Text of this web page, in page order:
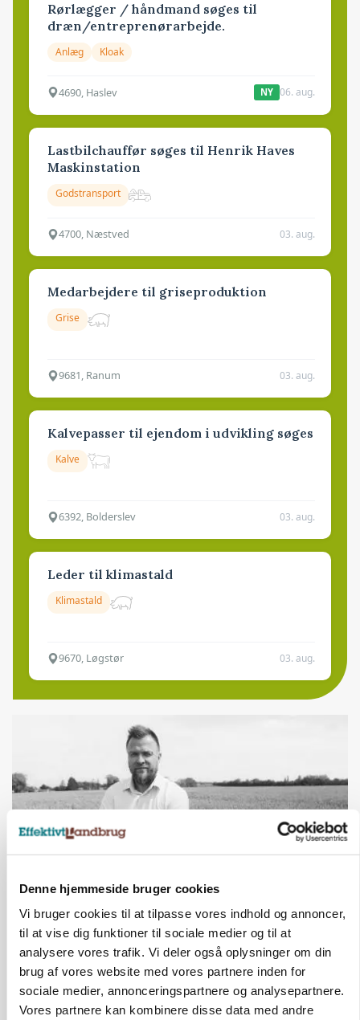
Denne hjemmeside bruger cookies
Vi bruger cookies til at tilpasse vores indhold og annoncer,
til at vise dig funktioner til sociale medier og til at
analysere vores trafik. Vi deler også oplysninger om din
brug af vores website med vores partnere inden for
sociale medier, annonceringspartnere og analysepartnere.
Vores partnere kan kombinere disse data med andre
Rørlægger / håndmand søges til
dræn/entreprenørarbejde.
Anlæg Kloak
4690, Haslev NY 06. aug.
Lastbilchauffør søges til Henrik Haves
Maskinstation
Godstransport
4700, Næstved 03. aug.
Medarbejdere til griseproduktion
Grise
9681, Ranum 03. aug.
Kalvepasser til ejendom i udvikling søges
Kalve
6392, Bolderslev 03. aug.
Leder til klimastald
Klimastald
9670, Løgstør 03. aug.
LEDER
Befriende, at topredaktør erkender, hun er
blevet klogere. Det kunne vi alle lære af